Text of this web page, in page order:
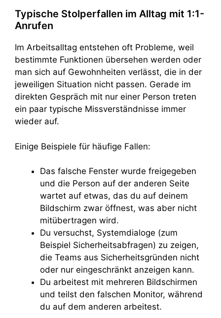
Typische Stolperfallen im Alltag mit 1:1-
Anrufen
Im Arbeitsalltag entstehen oft Probleme, weil
bestimmte Funktionen übersehen werden oder
man sich auf Gewohnheiten verlässt, die in der
jeweiligen Situation nicht passen. Gerade im
direkten Gespräch mit nur einer Person treten
ein paar typische Missverständnisse immer
wieder auf.
Einige Beispiele für häufige Fallen:
Das falsche Fenster wurde freigegeben
und die Person auf der anderen Seite
wartet auf etwas, das du auf deinem
Bildschirm zwar öffnest, was aber nicht
mitübertragen wird.
Du versuchst, Systemdialoge (zum
Beispiel Sicherheitsabfragen) zu zeigen,
die Teams aus Sicherheitsgründen nicht
oder nur eingeschränkt anzeigen kann.
Du arbeitest mit mehreren Bildschirmen
und teilst den falschen Monitor, während
du auf dem anderen arbeitest.